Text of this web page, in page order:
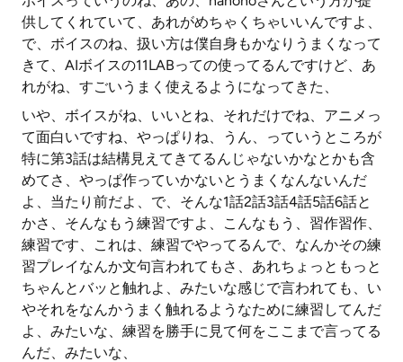
供してくれていて、あれがめちゃくちゃいいんですよ、
で、ボイスのね、扱い方は僕自身もかなりうまくなって
きて、AIボイスの11LABっての使ってるんですけど、あ
れがね、すごいうまく使えるようになってきた、
いや、ボイスがね、いいとね、それだけでね、アニメっ
て面白いですね、やっぱりね、うん、っていうところが
特に第3話は結構見えてきてるんじゃないかなとかも含
めてさ、やっぱ作っていかないとうまくなんないんだ
よ、当たり前だよ、で、そんな1話2話3話4話5話6話と
かさ、そんなもう練習ですよ、こんなもう、習作習作、
練習です、これは、練習でやってるんで、なんかその練
習プレイなんか文句言われてもさ、あれちょっともっと
ちゃんとバッと触れよ、みたいな感じで言われても、い
やそれをなんかうまく触れるようなために練習してんだ
よ、みたいな、練習を勝手に見て何をここまで言ってる
んだ、みたいな、